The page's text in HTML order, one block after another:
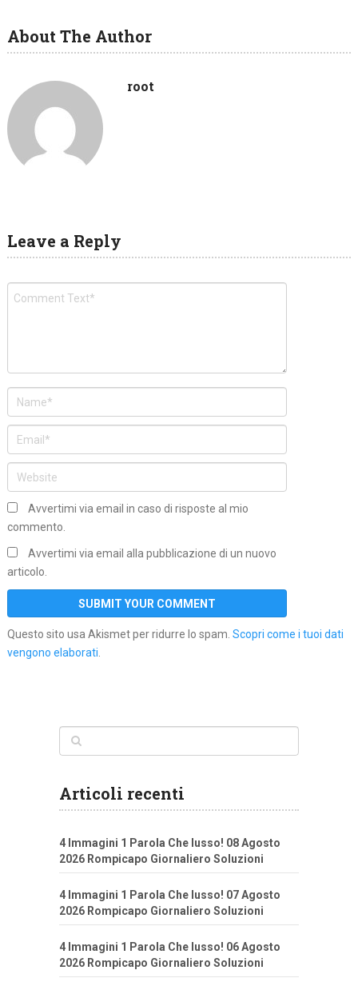
About The Author
root
Leave a Reply
Avvertimi via email in caso di risposte al mio
commento.
Avvertimi via email alla pubblicazione di un nuovo
articolo.
Questo sito usa Akismet per ridurre lo spam. Scopri come i tuoi dati
vengono elaborati.
Articoli recenti
4 Immagini 1 Parola Che lusso! 08 Agosto
2026 Rompicapo Giornaliero Soluzioni
4 Immagini 1 Parola Che lusso! 07 Agosto
2026 Rompicapo Giornaliero Soluzioni
4 Immagini 1 Parola Che lusso! 06 Agosto
2026 Rompicapo Giornaliero Soluzioni